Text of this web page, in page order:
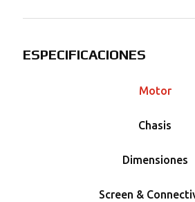
ESPECIFICACIONES
Motor
Chasis
Dimensiones
Screen &